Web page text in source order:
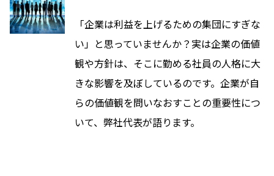
「企業は利益を上げるための集団にすぎな
い」と思っていませんか？実は企業の価値
観や方針は、そこに勤める社員の人格に大
きな影響を及ぼしているのです。企業が自
らの価値観を問いなおすことの重要性につ
いて、弊社代表が語ります。